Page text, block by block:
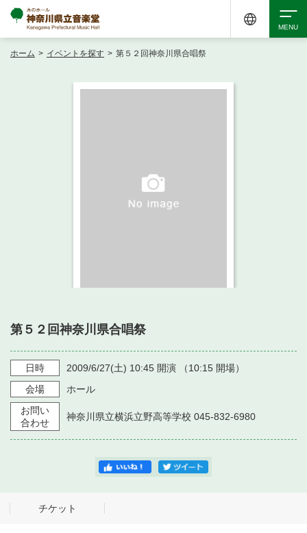
・ よくある質問
・ 施設を借りる
・ 空き状況
・ 抽選対象日
・ 利用料金
音楽堂について
・ 音楽堂のご案内
・ フロアマップ
・ 芸術参与
神奈川県立音楽堂
SNS
ホーム > イベントを探す > 第５２回神奈川県合唱祭
第５２回神奈川県合唱祭
日時 2009/6/27(土) 10:45 開演 （10:15 開場）
会場
ホール
お問い
合わせ
神奈川県立横浜立野高等学校 045-832-6980
チケット